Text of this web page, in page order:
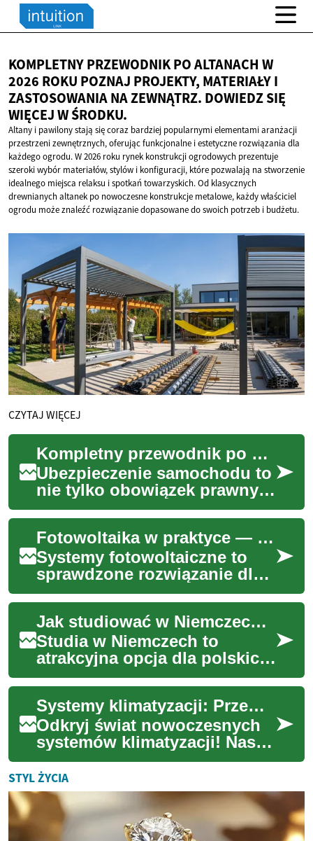
KOMPLETNY PRZEWODNIK PO ALTANACH W
2026 ROKU POZNAJ PROJEKTY, MATERIAŁY I
ZASTOSOWANIA NA ZEWNĄTRZ. DOWIEDZ SIĘ
WIĘCEJW ŚRODKU.
Altany i pawilony stają się coraz bardziej popularnymi elementami aranżacji
przestrzeni zewnętrznych, oferując funkcjonalne i estetyczne rozwiązania dla
każdego ogrodu. W 2026 roku rynek konstrukcji ogrodowych prezentuje
szeroki wybór materiałów, stylów i konfiguracji, które pozwalają na stworzenie
idealnego miejsca relaksu i spotkań towarzyskich. Od klasycznych
drewnianych altanek po nowoczesne konstrukcje metalowe, każdy właściciel
ogrodu może znaleźć rozwiązanie dopasowane do swoich potrzeb i budżetu.
CZYTAJ WIĘCEJ
Kompletny przewodnik po ubezpieczeniu samochodu 2025
Ubezpieczenie samochodu to
nie tylko obowiązek prawny
— to także ochrona
finansowa przed kosztami po
wypadku, kradzie...
Fotowoltaika w praktyce — kompletny przewodnik
Systemy fotowoltaiczne to
sprawdzone rozwiązanie dla
domów i firm w Polsce, które
chcą obniżyć rachunki za
prąd i kor...
Jak studiować w Niemczech — kompletny przewodnik dla Polaków
Studia w Niemczech to
atrakcyjna opcja dla polskich
kandydatów: wysoka jakość
nauczania, dostęp do
międzynarodowych p...
Systemy klimatyzacji: Przewodnik po nowoczesnych rozwiązaniach
Odkryj świat nowoczesnych
systemów klimatyzacji! Nasz
kompleksowy przewodnik
przedstawia najnowsze
technologie, rodza...
STYL ŻYCIA